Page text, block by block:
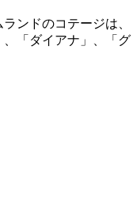
ンドのコテージは、
、「ダイアナ」、「グ